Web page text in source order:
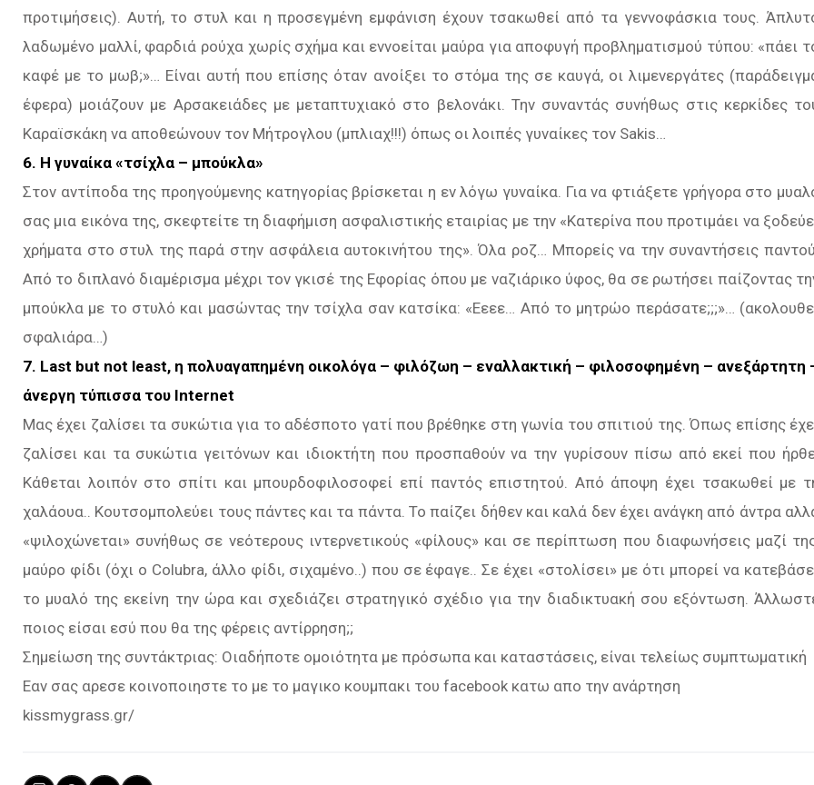
προτιμήσεις). Αυτή, το στυλ και η προσεγμένη εμφάνιση έχουν τσακωθεί από τα γεννοφάσκια τους.
λαδωμένο μαλλί, φαρδιά ρούχα χωρίς σχήμα και εννοείται μαύρα για αποφυγή προβληματισμού τύπου: «πάει
καφέ με το μωβ;»… Είναι αυτή που επίσης όταν ανοίξει το στόμα της σε καυγά, οι λιμενεργάτες
έφερα) μοιάζουν με Αρσακειάδες με μεταπτυχιακό στο βελονάκι. Την συναντάς συνήθως στις κερκίδες
Καραϊσκάκη να αποθεώνουν τον Μήτρογλου (μπλιαχ!!!) όπως οι λοιπές γυναίκες τον Sakis…
6. Η γυναίκα «τσίχλα – μπούκλα»
Στον αντίποδα της προηγούμενης κατηγορίας βρίσκεται η εν λόγω γυναίκα. Για να φτιάξετε γρήγορα στο
σας μια εικόνα της, σκεφτείτε τη διαφήμιση ασφαλιστικής εταιρίας με την «Κατερίνα που προτιμάει να
χρήματα στο στυλ της παρά στην ασφάλεια αυτοκινήτου της». Όλα ροζ… Μπορείς να την συναντήσεις
Από το διπλανό διαμέρισμα μέχρι τον γκισέ της Εφορίας όπου με ναζιάρικο ύφος, θα σε ρωτήσει παίζοντας
μπούκλα με το στυλό και μασώντας την τσίχλα σαν κατσίκα: «Εεεε… Από το μητρώο περάσατε;;;»…
σφαλιάρα…)
7. Last but not least, η πολυαγαπημένη οικολόγα – φιλόζωη – εναλλακτική – φιλοσοφημένη – ανεξάρτητη
άνεργη τύπισσα του Internet
Μας έχει ζαλίσει τα συκώτια για το αδέσποτο γατί που βρέθηκε στη γωνία του σπιτιού της. Όπως επίσης
ζαλίσει και τα συκώτια γειτόνων και ιδιοκτήτη που προσπαθούν να την γυρίσουν πίσω από εκεί που
Κάθεται λοιπόν στο σπίτι και μπουρδοφιλοσοφεί επί παντός επιστητού. Από άποψη έχει τσακωθεί με
χαλάουα.. Κουτσομπολεύει τους πάντες και τα πάντα. Το παίζει δήθεν και καλά δεν έχει ανάγκη από άντρα
«ψιλοχώνεται» συνήθως σε νεότερους ιντερνετικούς «φίλους» και σε περίπτωση που διαφωνήσεις μαζί
μαύρο φίδι (όχι ο Colubra, άλλο φίδι, σιχαμένο..) που σε έφαγε.. Σε έχει «στολίσει» με ότι μπορεί να
το μυαλό της εκείνη την ώρα και σχεδιάζει στρατηγικό σχέδιο για την διαδικτυακή σου εξόντωση.
ποιος είσαι εσύ που θα της φέρεις αντίρρηση;;
Σημείωση της συντάκτριας: Οιαδήποτε ομοιότητα με πρόσωπα και καταστάσεις, είναι τελείως συμπτωματική
Εαν σας αρεσε κοινοποιηστε το με το μαγικο κουμπακι του facebook κατω απο την ανάρτηση
kissmygrass.gr/